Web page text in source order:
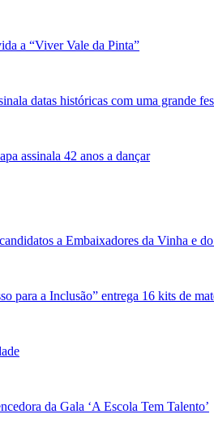
a “Viver Vale da Pinta”
datas históricas com uma grande
assinala 42 anos a dançar
a Embaixadores da Vinha e
para a Inclusão” entrega 16 kits de
da Gala ‘A Escola Tem Talento’